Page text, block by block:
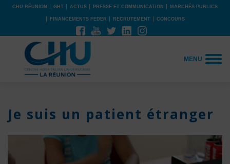
CHU RÉUNION GHT ACTUS PRESSE ET COMMUNICATION MARCHÉS PUBLICS
FINANCEMENTS FEDER RECRUTEMENT CONCOURS
MENU
Je suis un patient étranger